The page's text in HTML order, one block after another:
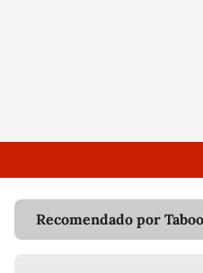
Recomendado por